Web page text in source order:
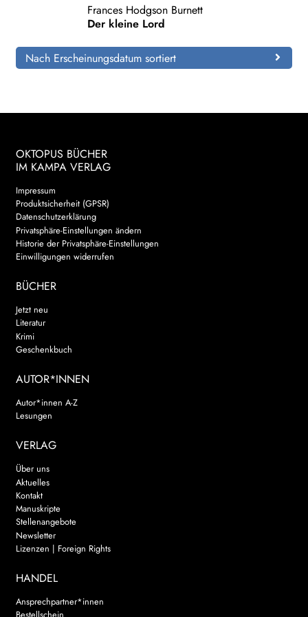
Search:
Frances Hodgson Burnett
Der kleine Lord
Nach Erscheinungsdatum sortiert
OKTOPUS BÜCHER
IM KAMPA VERLAG
Impressum
Produktsicherheit (GPSR)
Datenschutzerklärung
Privatsphäre-Einstellungen ändern
Historie der Privatsphäre-Einstellungen
Einwilligungen widerrufen
BÜCHER
Jetzt neu
Literatur
Krimi
Geschenkbuch
AUTOR*INNEN
Autor*innen A-Z
Lesungen
VERLAG
Über uns
Aktuelles
Kontakt
Manuskripte
Stellenangebote
Newsletter
Lizenzen | Foreign Rights
HANDEL
Ansprechpartner*innen